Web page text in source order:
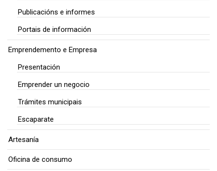
Publicacións e informes
Portais de información
Emprendemento e Empresa
Presentación
Emprender un negocio
Trámites municipais
Escaparate
Artesanía
Oficina de consumo